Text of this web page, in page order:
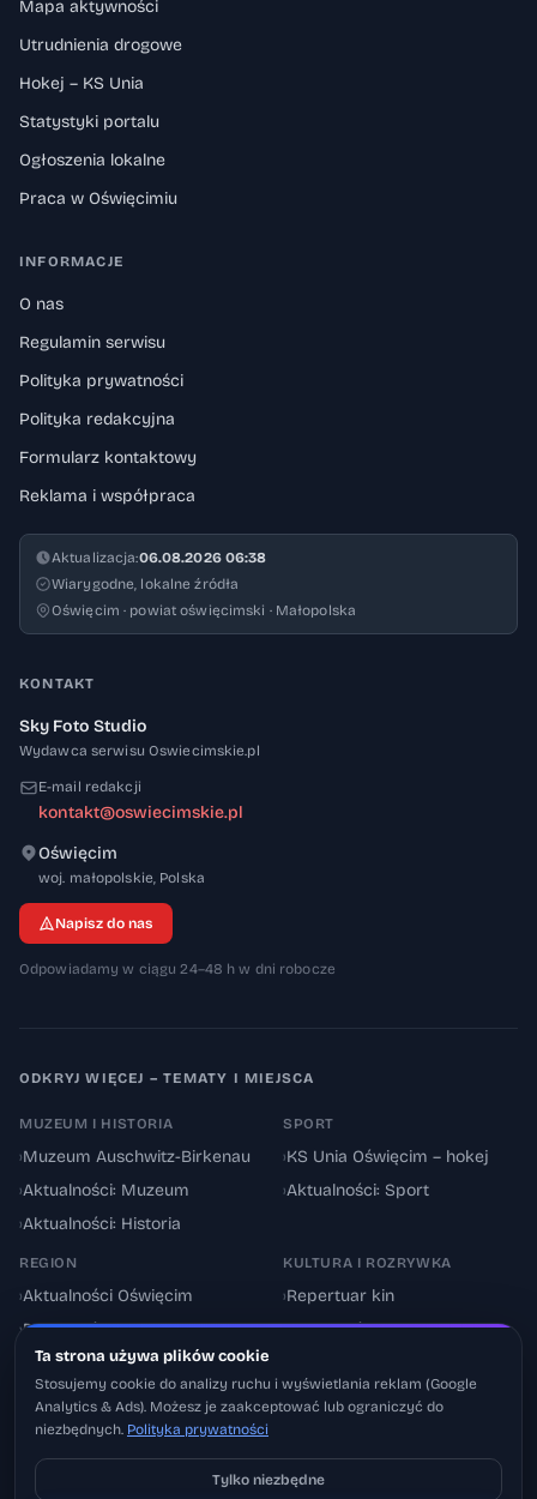
Mapa aktywności
Utrudnienia drogowe
Hokej – KS Unia
Statystyki portalu
Ogłoszenia lokalne
Praca w Oświęcimiu
INFORMACJE
O nas
Regulamin serwisu
Polityka prywatności
Polityka redakcyjna
Formularz kontaktowy
Reklama i współpraca
Aktualizacja:06.08.2026 06:38
Wiarygodne, lokalne źródła
Oświęcim · powiat oświęcimski · Małopolska
KONTAKT
Sky Foto Studio
Wydawca serwisu Oswiecimskie.pl
E-mail redakcji
kontakt@oswiecimskie.pl
Oświęcim
woj. małopolskie, 32-600
Polska
Napisz do nas
Odpowiadamy w ciągu 24–48 h w dni robocze
ODKRYJ WIĘCEJ – TEMATY I MIEJSCA
MUZEUM I HISTORIA
›Muzeum Auschwitz-Birkenau
›Aktualności: Muzeum
›Aktualności: Historia
SPORT
›KS Unia Oświęcim – hokej
›Aktualności: Sport
REGION
›Aktualności Oświęcim
›Powiat oświęcimski
Utrudnienia drogowe
KULTURA I ROZRYWKA
›Repertuar kin
›Aktualności: Kultura
Ta strona używa plików cookie
Stosujemy cookie do analizy ruchu i wyświetlania reklam (Google
Analytics & Ads). Możesz je zaakceptować lub ograniczyć do
niezbędnych. Polityka prywatności
Tylko niezbędne
Pobierz na iOS